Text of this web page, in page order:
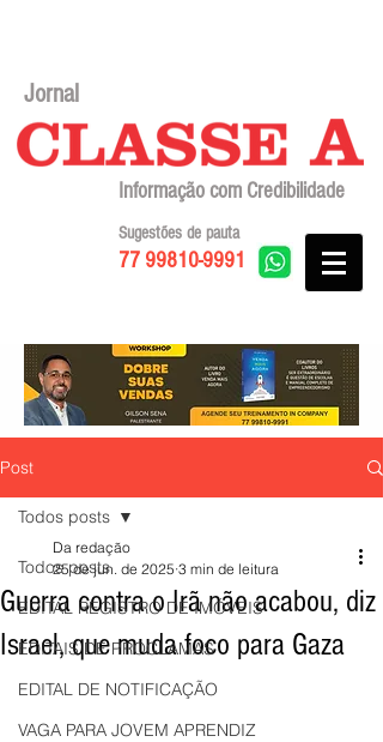
Jornal
Informação com Credibilidade
77 99810-9991
Sugestões de pauta
Post
Todos posts
EDITAL REGISTRO DE IMÓVEIS
EDITAIS DE PROCLAMAS
EDITAL DE NOTIFICAÇÃO
VAGA PARA JOVEM APRENDIZ
Todos posts
Guerra contra o Irã não acabou, diz
Israel, que muda foco para Gaza
Da redação
25 de jun. de 2025 3 min de leitura